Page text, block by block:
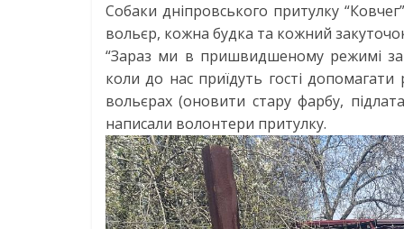
Собаки дніпровського притулку
вольєр, кожна будка та кожний
“Зараз ми в пришвидшеному режимі
коли до нас приїдуть гості
вольєрах (оновити стару фарбу,
написали волонтери притулку.